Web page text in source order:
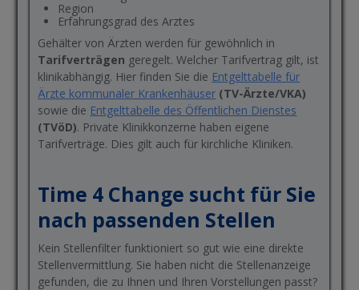
Region
Erfahrungsgrad des Arztes
Gehälter von Ärzten werden für gewöhnlich in
Tarifverträgen geregelt. Welcher Tarifvertrag gilt, ist
klinikabhängig. Hier finden Sie die Entgelttabelle für
Ärzte kommunaler Krankenhäuser (TV-Ärzte/VKA)
sowie die Entgelttabelle des Öffentlichen Dienstes
(TVöD). Private Klinikkonzerne haben eigene
Tarifverträge. Dies gilt auch für kirchliche Kliniken.
Time 4 Change sucht für Sie
nach passenden Stellen
Kein Stellenfilter funktioniert so gut wie eine direkte
Stellenvermittlung. Sie haben nicht die Stellenanzeige
gefunden, die zu Ihnen und Ihren Vorstellungen passt?